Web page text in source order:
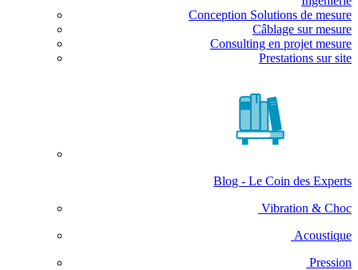
Conception Solutions de mesure
Câblage sur mesure
Consulting en projet mesure
Prestations sur site
Blog - Le Coin des Experts
Vibration & Choc
Acoustique
Pression